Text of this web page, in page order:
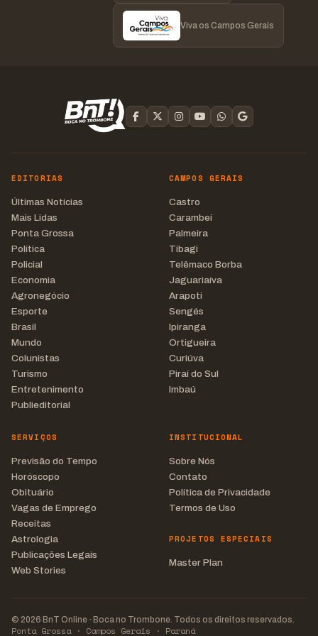
Viva os Campos Gerais
EDITORIAS
Últimas Notícias
Mais Lidas
Ponta Grossa
Política
Policial
Economia
Agronegócio
Esporte
Brasil
Mundo
Colunistas
Turismo
Entretenimento
Publieditorial
CAMPOS GERAIS
Castro
Carambeí
Palmeira
Tibagi
Telêmaco Borba
Jaguariaíva
Arapoti
Sengés
Ipiranga
Ortigueira
Curiúva
Piraí do Sul
Imbaú
SERVIÇOS
Previsão do Tempo
Horóscopo
Obituário
Vagas de Emprego
Receitas
Astrologia
Publicações Legais
Web Stories
INSTITUCIONAL
Sobre Nós
Contato
Política de Privacidade
Termos de Uso
PROJETOS ESPECIAIS
Master Plan
© 2026 BnT Online · Boca no Trombone. Todos os direitos reservados.
Ponta Grossa · Campos Gerais · Paraná